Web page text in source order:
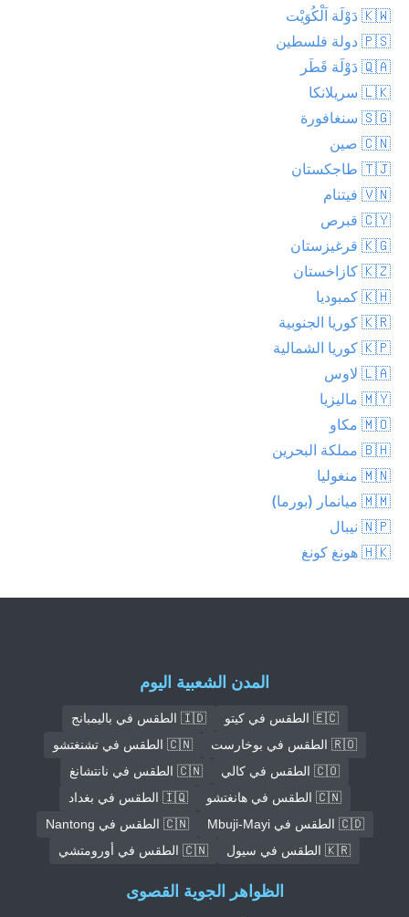
🇰🇼 دَوْلَة اَلْكُوَيْت
🇵🇸 دولة فلسطين
🇶🇦 دَوْلَة قَطَر
🇱🇰 سريلانكا
🇸🇬 سنغافورة
🇨🇳 صين
🇹🇯 طاجكستان
🇻🇳 فيتنام
🇨🇾 قبرص
🇰🇬 قرغيزستان
🇰🇿 كازاخستان
🇰🇭 كمبوديا
🇰🇷 كوريا الجنوبية
🇰🇵 كوريا الشمالية
🇱🇦 لاوس
🇲🇾 ماليزيا
🇲🇴 مكاو
🇧🇭 مملكة البحرين
🇲🇳 منغوليا
🇲🇲 ميانمار (بورما)
🇳🇵 نيبال
🇭🇰 هونغ كونغ
المدن الشعبية اليوم
🇪🇨 الطقس في كيتو
🇮🇩 الطقس في باليمبانج
🇷🇴 الطقس في بوخارست
🇨🇳 الطقس في تشنغتشو
🇨🇴 الطقس في كالي
🇨🇳 الطقس في نانتشانغ
🇨🇳 الطقس في هانغتشو
🇮🇶 الطقس في بغداد
🇨🇩 الطقس في Mbuji-Mayi
🇨🇳 الطقس في Nantong
🇰🇷 الطقس في سيول
🇨🇳 الطقس في أورومتشي
الظواهر الجوية القصوى